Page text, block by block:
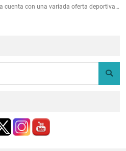
cuenta con una variada oferta deportiva…